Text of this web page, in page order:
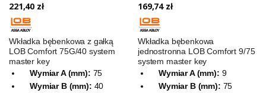
221,40 zł
Wkładka bębenkowa z gałką
LOB Comfort 75G/40 system
master key
Wymiar A (mm): 75
Wymiar B (mm): 40
169,74 zł
Wkładka bębenkowa
jednostronna LOB Comfort 9/75
system master key
Wymiar A (mm): 9
Wymiar B (mm): 75